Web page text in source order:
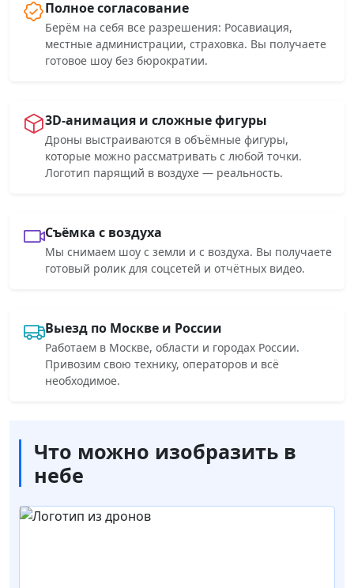
Полное согласование
Берём на себя все разрешения: Росавиация,
местные администрации, страховка. Вы получаете
готовое шоу без бюрократии.
3D-анимация и сложные фигуры
Дроны выстраиваются в объёмные фигуры,
которые можно рассматривать с любой точки.
Логотип парящий в воздухе — реальность.
Съёмка с воздуха
Мы снимаем шоу с земли и с воздуха. Вы получаете
готовый ролик для соцсетей и отчётных видео.
Выезд по Москве и России
Работаем в Москве, области и городах России.
Привозим свою технику, операторов и всё
необходимое.
Что можно изобразить в
небе